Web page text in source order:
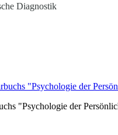
Diagnostik
"Psychologie der